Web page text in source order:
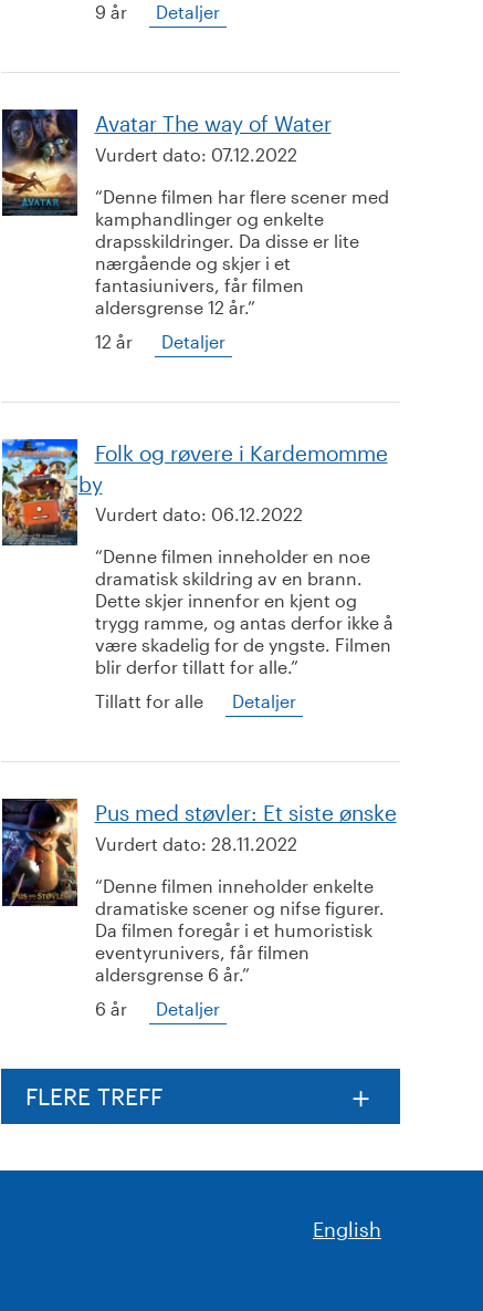
9 år
Detaljer
Avatar The way of Water
Vurdert dato: 07.12.2022
Denne filmen har flere scener med
kamphandlinger og enkelte
drapsskildringer. Da disse er lite
nærgående og skjer i et
fantasiunivers, får filmen
aldersgrense 12 år.
12 år
Detaljer
Folk og røvere i Kardemomme
by
Vurdert dato: 06.12.2022
Denne filmen inneholder en noe
dramatisk skildring av en brann.
Dette skjer innenfor en kjent og
trygg ramme, og antas derfor ikke å
være skadelig for de yngste. Filmen
blir derfor tillatt for alle.
Tillatt for alle
Detaljer
Pus med støvler: Et siste ønske
Vurdert dato: 28.11.2022
Denne filmen inneholder enkelte
dramatiske scener og nifse figurer.
Da filmen foregår i et humoristisk
eventyrunivers, får filmen
aldersgrense 6 år.
6 år
Detaljer
FLERE TREFF
English